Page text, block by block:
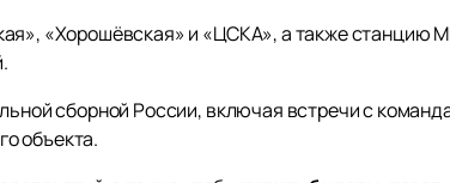
«Хорошёвская» и «ЦСКА», а также станцию
сборной России, включая встречи с
объекта.